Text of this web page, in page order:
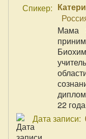
Спикер:
Мама
22
Дата записи: